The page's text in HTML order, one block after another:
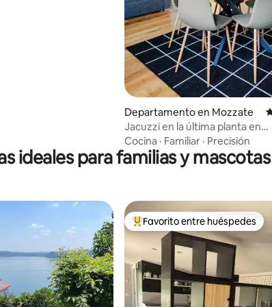
Departamento en Mozzate
Jacuzzi en la última planta en
Como/Milán
Cocina · Familiar · Precisión
ideales para familias y mascotas
De los mejores en Favorito
Favorito entre huéspedes